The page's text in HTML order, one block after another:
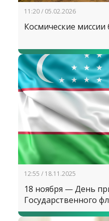
11:20 / 05.02.2026
Космические миссии
12:55 / 18.11.2025
18 ноября — День
Государственного
Узбекистан